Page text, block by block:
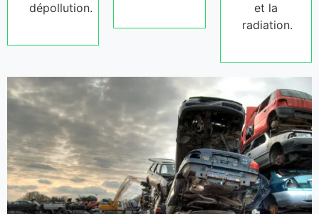
dépollution.
et la
radiation.